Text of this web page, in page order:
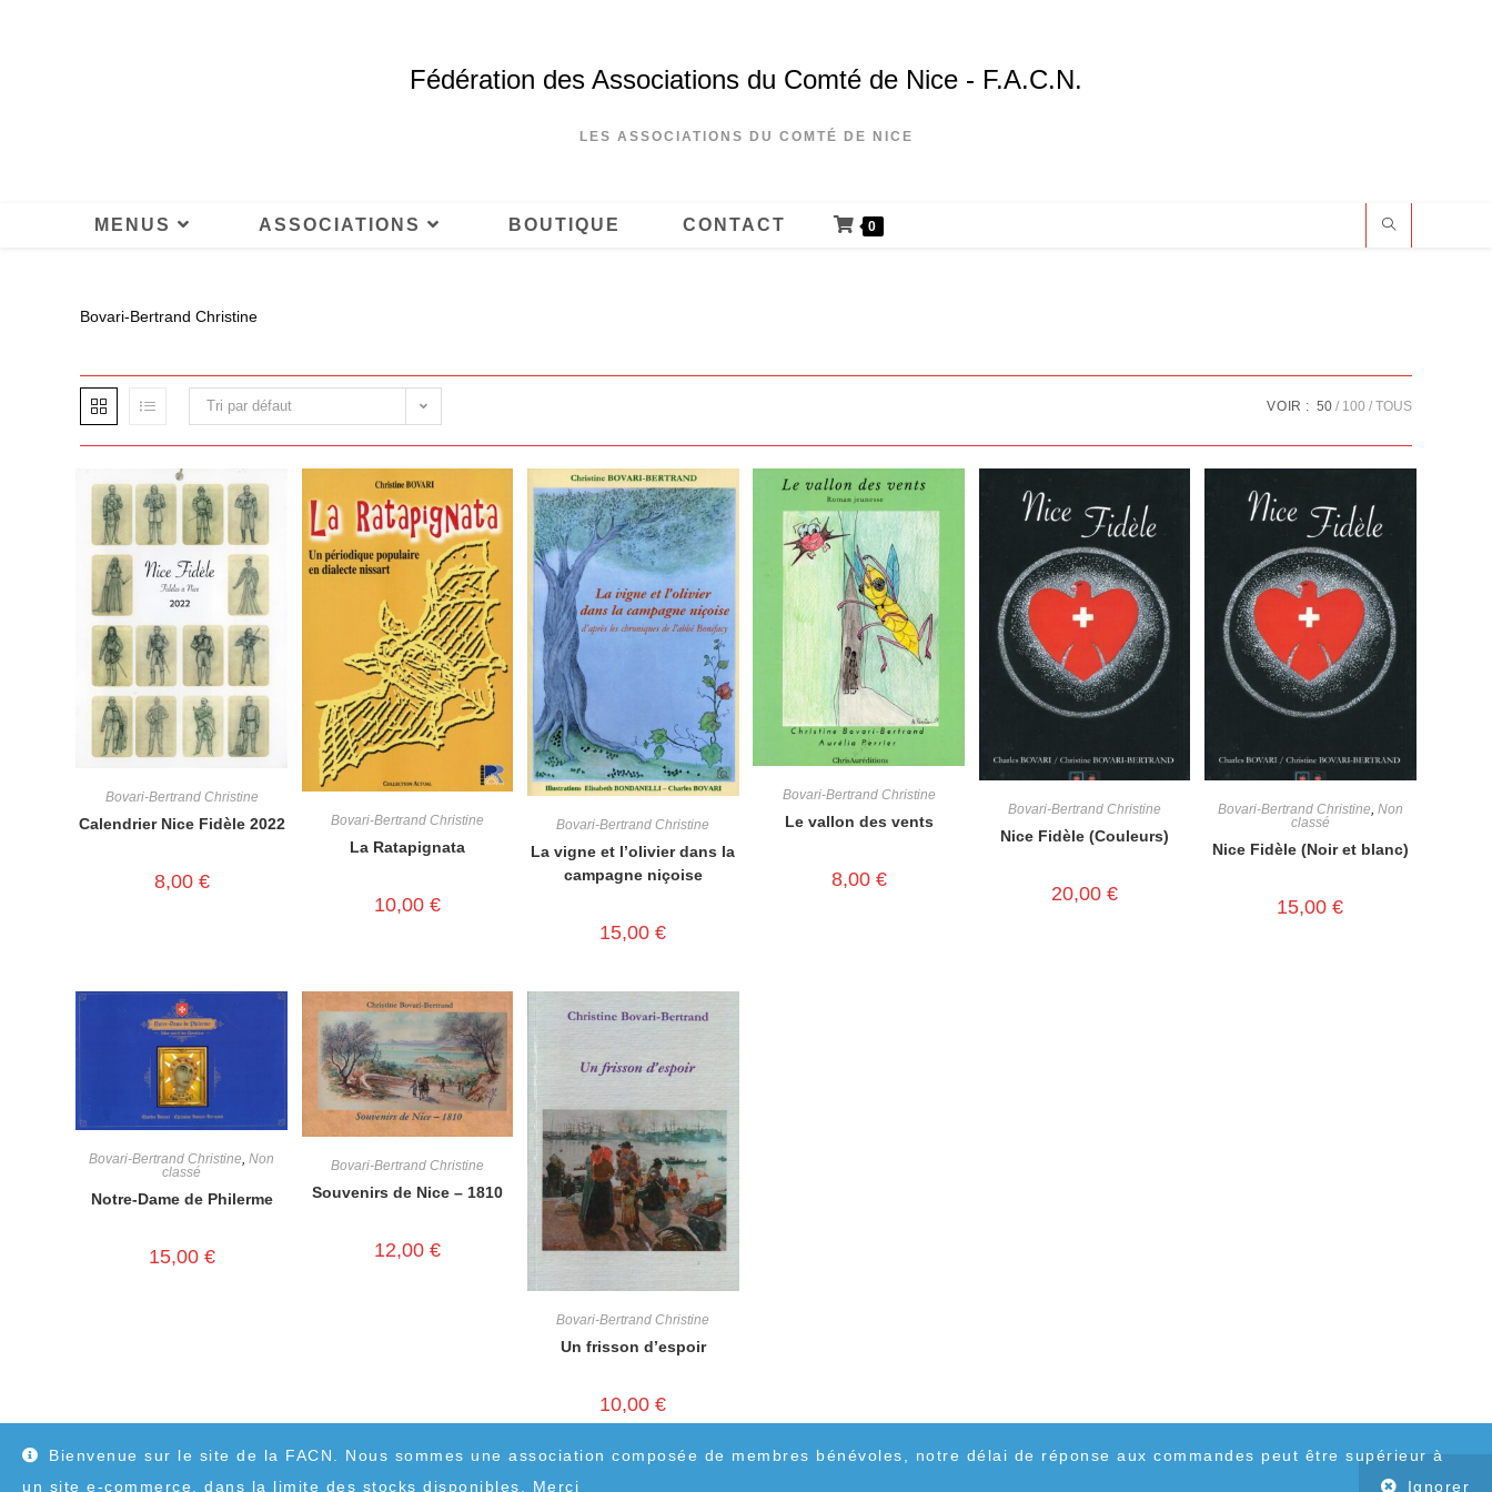
Bienvenue sur le site de la FACN. Nous sommes une association composée de membres bénévoles, notre délai de réponse aux commandes peut être supérieur à
un site e-commerce, dans la limite des stocks disponibles. Merci
Ignorer
Fédération des Associations du Comté de Nice - F.A.C.N.
LES ASSOCIATIONS DU COMTÉ DE NICE
MENUS ASSOCIATIONS BOUTIQUE CONTACT 0
Bovari-Bertrand Christine
Tri par défaut VOIR : 50 100 TOUS
Bovari-Bertrand Christine
Calendrier Nice Fidèle 2022
8,00 €
Bovari-Bertrand Christine
La Ratapignata
10,00 €
Bovari-Bertrand Christine
La vigne et l’olivier dans la
campagne niçoise
15,00€
Bovari-Bertrand Christine
Le vallon des vents
8,00 €
Bovari-Bertrand Christine
Nice Fidèle (Couleurs)
20,00 €
Bovari-Bertrand Christine, Non
classé
Nice Fidèle (Noir et blanc)
15,00€
Bovari-Bertrand Christine,Non
classé
Notre-Dame de Philerme
15,00 €
Bovari-Bertrand Christine
Souvenirs de Nice – 1810
12,00 €
Bovari-Bertrand Christine
Un frisson d’espoir
10,00€